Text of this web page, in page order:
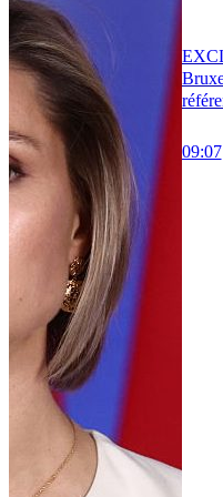
09:07